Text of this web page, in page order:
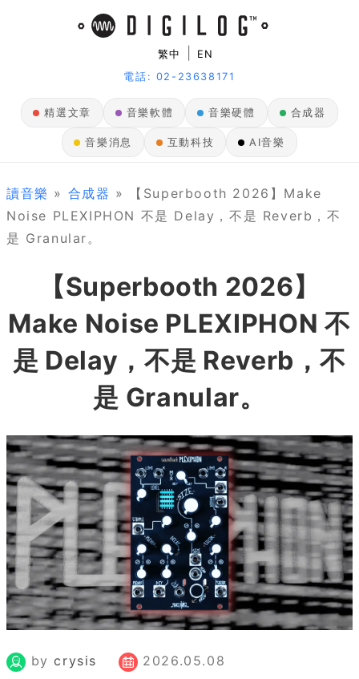
繁中
EN
電話: 02-23638171
精選文章 音樂軟體 音樂硬體 合成器
音樂消息 互動科技 AI音樂
讀音樂 » 合成器 » 【Superbooth 2026】Make
Noise PLEXIPHON 不是 Delay，不是 Reverb，不
是 Granular。
【Superbooth 2026】
Make Noise PLEXIPHON 不
是 Delay，不是 Reverb，不
是 Granular。
bycrysis 2026.05.08